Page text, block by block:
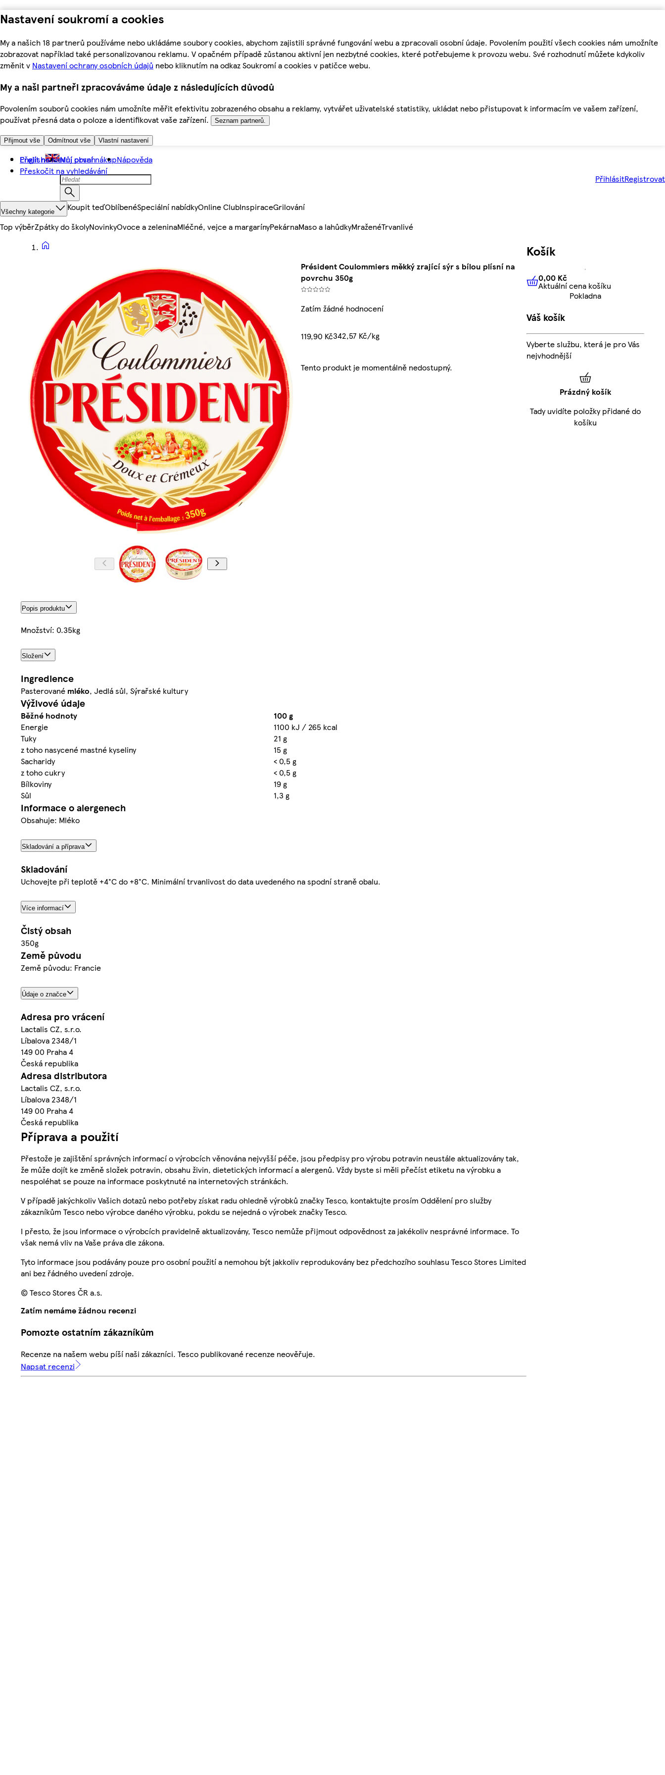
Nastavení soukromí a cookies
My a našich 18 partnerů používáme nebo ukládáme soubory cookies, abychom zajistili správné fungování webu a zpracovali osobní údaje. Povolením použití všech cookies nám umožníte
zobrazovat například také personalizovanou reklamu. V opačném případě zůstanou aktivní jen nezbytné cookies, které potřebujeme k provozu webu. Své rozhodnutí můžete kdykoliv
změnit v Nastavení ochrany osobních údajů nebo kliknutím na odkaz Soukromí a cookies v patičce webu.
My a naši partneři zpracováváme údaje z následujících důvodů
Povolením souborů cookies nám umožníte měřit efektivitu zobrazeného obsahu a reklamy, vytvářet uživatelské statistiky, ukládat nebo přistupovat k informacím ve vašem zařízení,
používat přesná data o poloze a identifikovat vaše zařízení.
Seznam partnerů.
Přijmout vše Odmítnout vše Vlastní nastavení
Přejít na hlavní obsah
Přeskočit na vyhledávání
English Můj první nákupNápověda
PřihlásitRegistrovat
Všechny kategorie Koupit teďOblíbenéSpeciální nabídkyOnline ClubInspiraceGrilování
Top výběrZpátky do školyNovinkyOvoce a zeleninaMléčné, vejce a margarínyPekárnaMaso a lahůdkyMraženéTrvanlivé
Président Coulommiers měkký zrající sýr s bílou plísní na
povrchu 350g
Zatím žádné hodnocení
119,90 Kč342,57 Kč/kg
Tento produkt je momentálně nedostupný.
Popis produktu
Množství: 0.35kg
Složení
Ingredience
Pasterované mléko, Jedlá sůl, Sýrařské kultury
Výživové údaje
Běžné hodnoty
100 g
Energie
1100 kJ / 265 kcal
Tuky
21 g
z toho nasycené mastné kyseliny
15 g
Sacharidy
< 0,5 g
z toho cukry
< 0,5 g
Bílkoviny
19 g
Sůl
1,3 g
Informace o alergenech
Obsahuje: Mléko
Skladování a příprava
Skladování
Uchovejte při teplotě +4°C do +8°C. Minimální trvanlivost do data uvedeného na spodní straně obalu.
Více informací
Čistý obsah
350g
Země původu
Země původu: Francie
Údaje o značce
Adresa pro vrácení
Lactalis CZ, s.r.o.
Líbalova 2348/1
149 00 Praha 4
Česká republika
Adresa distributora
Lactalis CZ, s.r.o.
Líbalova 2348/1
149 00 Praha 4
Česká republika
Příprava a použití
Přestože je zajištění správných informací o výrobcích věnována nejvyšší péče, jsou předpisy pro výrobu potravin neustále aktualizovány tak,
že může dojít ke změně složek potravin, obsahu živin, dietetických informací a alergenů. Vždy byste si měli přečíst etiketu na výrobku a
nespoléhat se pouze na informace poskytnuté na internetových stránkách.
V případě jakýchkoliv Vašich dotazů nebo potřeby získat radu ohledně výrobků značky Tesco, kontaktujte prosím Oddělení pro služby
zákazníkům Tesco nebo výrobce daného výrobku, pokdu se nejedná o výrobek značky Tesco.
I přesto, že jsou informace o výrobcích pravidelně aktualizovány, Tesco nemůže přijmout odpovědnost za jakékoliv nesprávné informace. To
však nemá vliv na Vaše práva dle zákona.
Tyto informace jsou podávány pouze pro osobní použití a nemohou být jakkoliv reprodukovány bez předchozího souhlasu Tesco Stores Limited
ani bez řádného uvedení zdroje.
© Tesco Stores ČR a.s.
Zatím nemáme žádnou recenzi
Pomozte ostatním zákazníkům
Recenze na našem webu píší naši zákazníci. Tesco publikované recenze neověřuje.
Napsat recenzi
Košík
0,00 KčAktuální cena košíku
0,00 Kč
Aktuální cena košíku
Pokladna
Váš košík
Vyberte službu, která je pro Vás
nejvhodnější
Prázdný košík
Tady uvidíte položky přidané do
košíku